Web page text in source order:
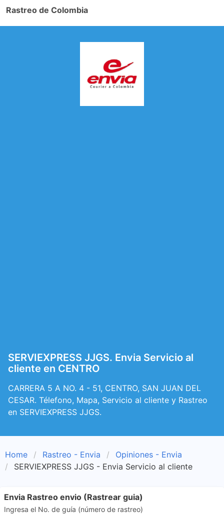
Rastreo de Colombia
SERVIEXPRESS JJGS. Envia Servicio al
cliente en CENTRO
CARRERA 5 A NO. 4 - 51, CENTRO, SAN JUAN DEL
CESAR. Télefono, Mapa, Servicio al cliente y Rastreo
en SERVIEXPRESS JJGS.
Home Rastreo - Envia
Opiniones - Envia
SERVIEXPRESS JJGS - Envia Servicio al cliente
Envia Rastreo envio (Rastrear guia)
Ingresa el No. de guía (número de rastreo)